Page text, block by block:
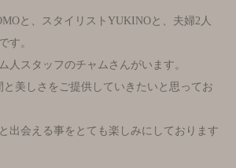
と、スタイリストYUKINOと、夫婦2人
す。
人スタッフのチャムさんがいます。
美しさをご提供していきたいと思ってお
出会える事をとても楽しみにしております